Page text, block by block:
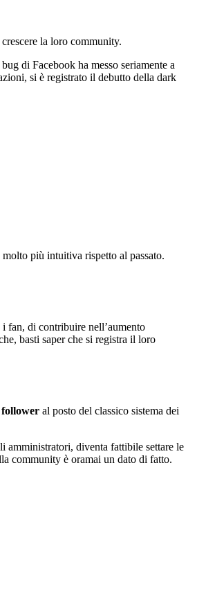
la loro community.
di Facebook ha messo seriamente a
si è registrato il debutto della dark
più intuitiva rispetto al passato.
fan, di contribuire nell’aumento
basti saper che si registra il loro
follower al posto del classico sistema dei
amministratori, diventa fattibile settare le
community è oramai un dato di fatto.